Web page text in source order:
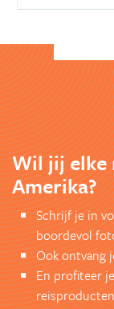
Wil jij elke
Amerika?
Schrijf je in
boordevol
Ook ontvang
En profiteer